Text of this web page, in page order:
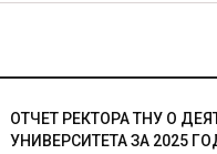
ОТЧЕТ РЕКТОРА ТНУ О
УНИВЕРСИТЕТА ЗА 2025